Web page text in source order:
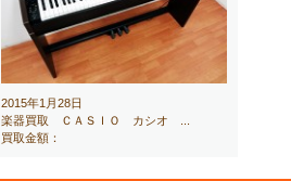
2015年1月28日
楽器買取 ＣＡＳＩＯ カシオ ...
買取金額：